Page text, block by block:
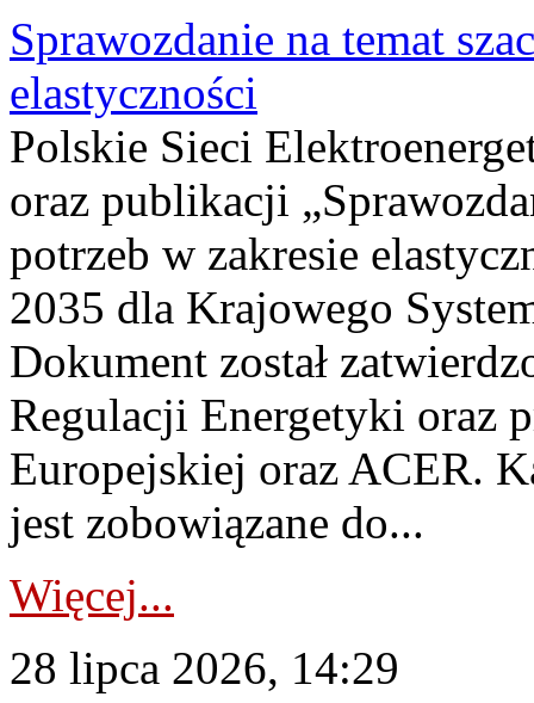
Sprawozdanie na temat
elastyczności
Polskie Sieci
oraz publikacji
potrzeb w zakresie
2035 dla Krajowego
Dokument został
Regulacji Energetyki oraz
Europejskiej oraz ACER.
jest zobowiązane do...
Więcej...
28 lipca 2026, 14:29